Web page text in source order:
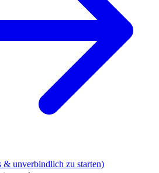
& unverbindlich zu starten)